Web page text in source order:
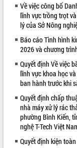
VIDEO
Khám bệnh, cấp phát
và tặng quà người dân xã
Về việc công bố
lĩnh vực trồng trọt
lý của Sở Nông
Báo cáo Tình hình
2026 và chương
Quyết định Về việc
lĩnh vực khoa học
ban hành trước khi
Quyết định chấp
nhà máy xử lý rác
phường Bình Kiến,
nghệ T-Tech Việt
Quyết định kiện